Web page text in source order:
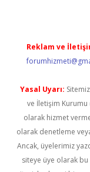
Reklam ve
Yasal Uyarı:
ve İletişim Kurumu
olarak hizmet
olarak denetleme
Ancak, üyelerimiz
siteye üye olarak